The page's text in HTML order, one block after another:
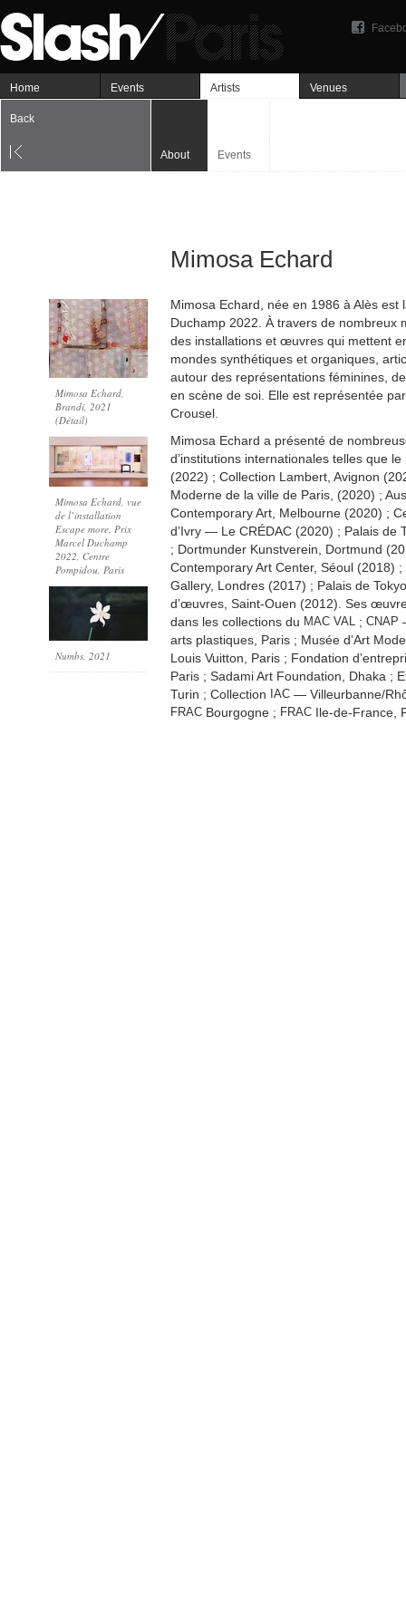
Home Events Artists Venues
Back
About Events
Mimosa Echard
Mimosa Echard,
Brandi, 2021
(Détail)
Mimosa Echard, vue
de l’installation
Escape more, Prix
Marcel Duchamp
2022, Centre
Pompidou, Paris
Numbs, 2021
Mimosa Echard, née en 1986 à Alès est
Duchamp 2022. À travers de nombreux
des installations et œuvres qui mettent
mondes synthétiques et organiques,
autour des représentations féminines,
en scène de soi. Elle est représentée
Crousel.
Mimosa Echard a présenté de
d’institutions internationales telles que
(2022) ; Collection Lambert, Avignon
Moderne de la ville de Paris, (2020) ;
Contemporary Art, Melbourne (2020) ;
d’Ivry — Le CRÉDAC (2020) ; Palais de
; Dortmunder Kunstverein, Dortmund
Contemporary Art Center, Séoul (2018)
Gallery, Londres (2017) ; Palais de
d’œuvres, Saint-Ouen (2012). Ses
dans les collections du MAC VAL ; CNAP
arts plastiques, Paris ; Musée d’Art
Louis Vuitton, Paris ; Fondation
Paris ; Sadami Art Foundation, Dhaka ;
Turin ; Collection IAC — Villeurbanne/
FRAC Bourgogne ; FRAC Ile-de-France,